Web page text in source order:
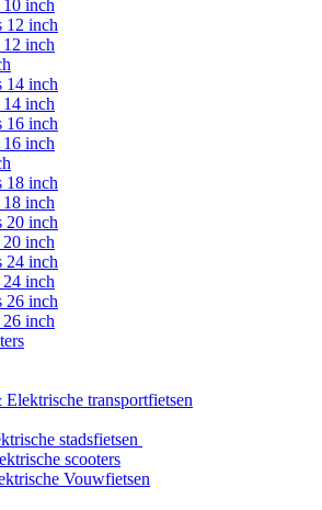
10 inch
12 inch
12 inch
14 inch
14 inch
16 inch
16 inch
18 inch
18 inch
20 inch
20 inch
24 inch
24 inch
26 inch
26 inch
transportfietsen
stadsfietsen
scooters
Vouwfietsen